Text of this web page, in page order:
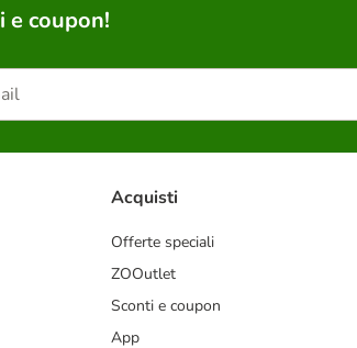
coupon!
Acquisti
Offerte speciali
ZOOutlet
Sconti e coupon
App